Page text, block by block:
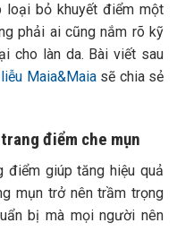
loại bỏ khuyết điểm một
phải ai cũng nắm rõ kỹ
cho làn da. Bài viết sau
Maia&Maiasẽ chia sẻ
điểm che mụn
điểm giúp tăng hiệu quả
mụn trở nên trầm trọng
bị mà mọi người nên